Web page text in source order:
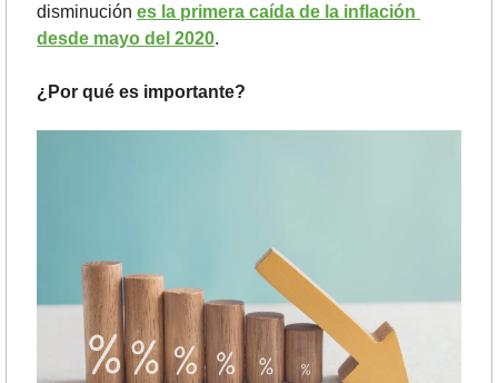
disminución es la primera caída de la inflación
desde mayo del 2020.
¿Por qué es importante?